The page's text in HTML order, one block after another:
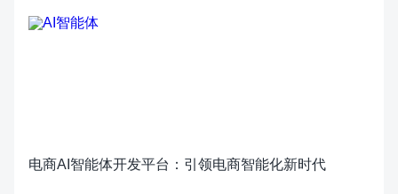
电商AI智能体开发平台：引领电商智能化新时代